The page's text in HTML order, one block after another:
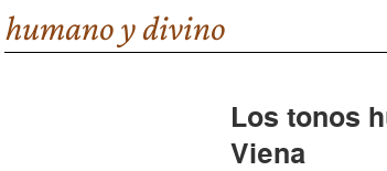
humano y divino
Los tonos
Viena